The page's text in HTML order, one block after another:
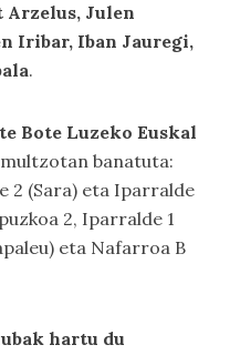
Arzelus, Julen
Iribar, Iban Jauregi,
.
Bote Luzeko Euskal
multzotan banatuta:
2 (Sara) eta Iparralde
2, Iparralde 1
eta Nafarroa B
hartu du